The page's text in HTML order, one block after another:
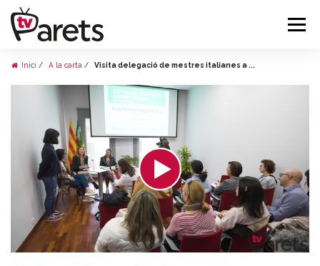
Inici A la carta Visita delegació de mestres italianes a ...